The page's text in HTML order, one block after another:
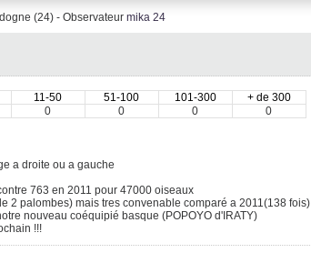
(24) - Observateur mika 24
11-50 51-100 101-300
+ de 300
0 0 0
0
a droite ou a gauche
763 en 2011 pour 47000 oiseaux
2 palombes) mais tres convenable comparé a 2011(138 fois)
nouveau coéquipié basque (POPOYO d'IRATY)
!!!